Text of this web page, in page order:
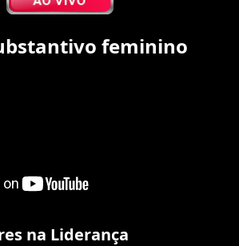
feminino
na Liderança